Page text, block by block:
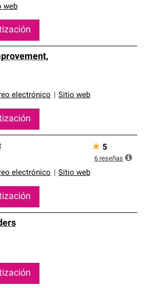
web
electrónico Sitio web
electrónico Sitio web
★ 5
6 reseñas